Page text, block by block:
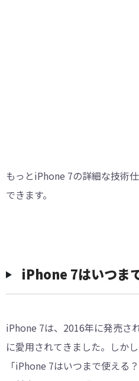
もっとiPhone 7の詳細な技術
できます。
iPhone 7はいつま
iPhone 7は、2016年に発売さ
に愛用されてきました。しか
「iPhone 7はいつまで使える